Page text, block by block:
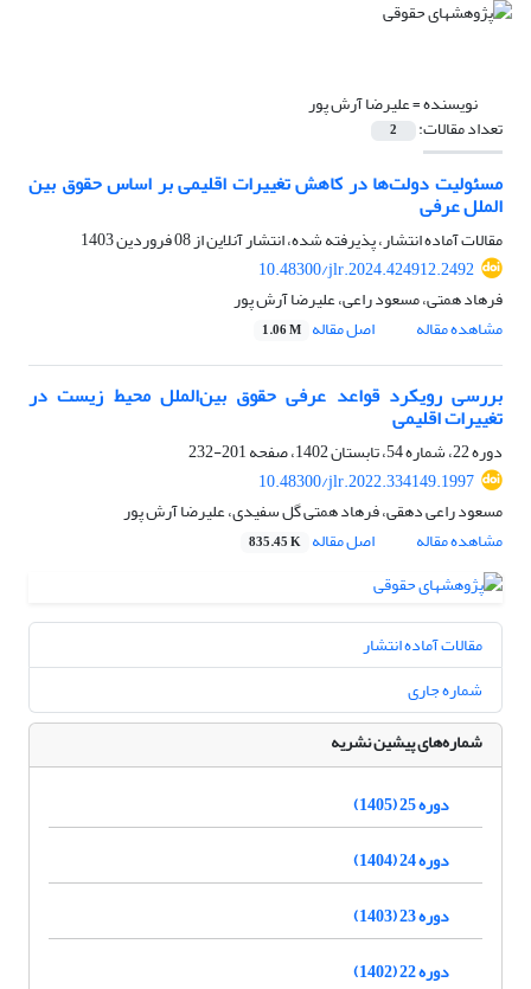
نویسنده =علیرضا آرش پور
تعداد مقالات: 2
مسئولیت دولت‌ها در کاهش تغییرات اقلیمی بر اساس حقوق بین
الملل عرفی
مقالات آماده انتشار، پذیرفته شده، انتشار آنلاین از08 فروردین 1403
10.48300/jlr.2024.424912.2492
فرهاد همتی، مسعود راعی، علیرضا آرش پور
مشاهده مقاله
اصل مقاله 1.06 M
بررسی رویکرد قواعد عرفی حقوق بین‌الملل محیط زیست در
تغییرات اقلیمی
دوره 22، شماره 54، تابستان 1402، صفحه
201-232
10.48300/jlr.2022.334149.1997
مسعود راعی دهقی، فرهاد همتی گل سفیدی، علیرضا آرش پور
مشاهده مقاله
اصل مقاله 835.45 K
مقالات آماده انتشار
شماره جاری
شماره‌های پیشین نشریه
دوره 25 (1405)
دوره 24 (1404)
دوره 23 (1403)
دوره 22 (1402)